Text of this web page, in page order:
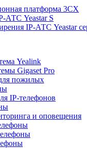
платформа 3CX
АТС Yeastar S
IP-АТС Yeastar
Yealink
Gigaset Pro
пожилых
IP-телефонов
и оповещения